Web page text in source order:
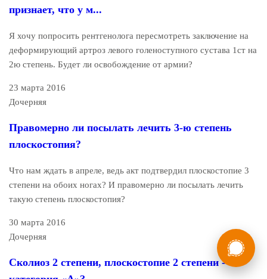
признает, что у м...
Я хочу попросить рентгенолога пересмотреть заключение на
деформирующий артроз левого голеноступного сустава 1ст на
2ю степень. Будет ли освобождение от армии?
23 марта 2016
Дочерняя
Правомерно ли посылать лечить 3-ю степень
плоскостопия?
Что нам ждать в апреле, ведь акт подтвердил плоскостопие 3
степени на обоих ногах? И правомерно ли посылать лечить
такую степень плоскостопия?
30 марта 2016
Дочерняя
Сколиоз 2 степени, плоскостопие 2 степени -
Мы в России
консультация
8 (800) 775-35-89